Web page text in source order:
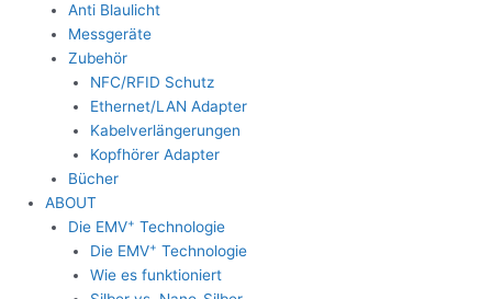
Anti Blaulicht
Messgeräte
Zubehör
NFC/RFID Schutz
Ethernet/LAN Adapter
Kabelverlängerungen
Kopfhörer Adapter
Bücher
ABOUT
Die EMV+ Technologie
Die EMV+ Technologie
Wie es funktioniert